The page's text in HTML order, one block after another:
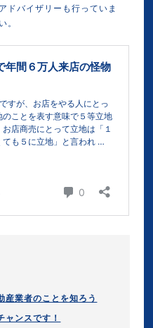
ドバイザリーも行っていま
。
産業者のことを知ろう
ャンスです！